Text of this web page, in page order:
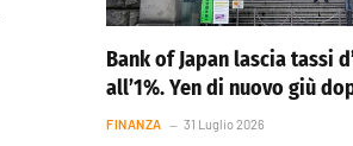
Bank of Japan lascia tassi
all’1%. Yen di nuovo giù
FINANZA 31 Luglio 2026